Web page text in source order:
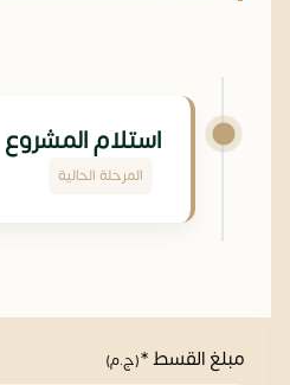
استلام المشروع
المرحلة الحالية
مبلغ القسط *(ج.م)